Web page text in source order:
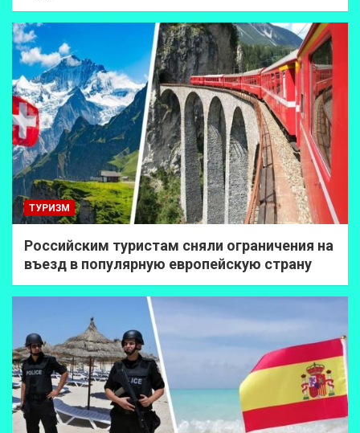
ТУРИЗМ
Российским туристам сняли ограничения на
въезд в популярную европейскую страну